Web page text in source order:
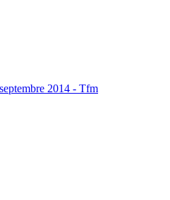
2014 - Tfm